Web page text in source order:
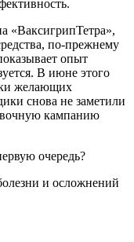
«ВаксигрипТетра»,
по-прежнему
опыт
В июне этого
желающих
снова не заметили
кампанию
очередь?
и осложнений